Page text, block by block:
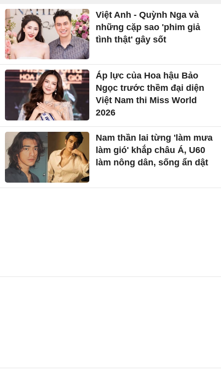
Việt Anh - Quỳnh Nga và
những cặp sao 'phim giả
tình thật' gây sốt
Áp lực của Hoa hậu Bảo
Ngọc trước thềm đại diện
Việt Nam thi Miss World
2026
Nam thần lai từng 'làm mưa
làm gió' khắp châu Á, U60
làm nông dân, sống ẩn dật